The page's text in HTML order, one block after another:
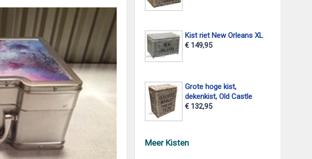
Kist riet New Orleans XL
€ 149,95
Grote hoge kist,
dekenkist, Old Castle
€ 132,95
Meer Kisten